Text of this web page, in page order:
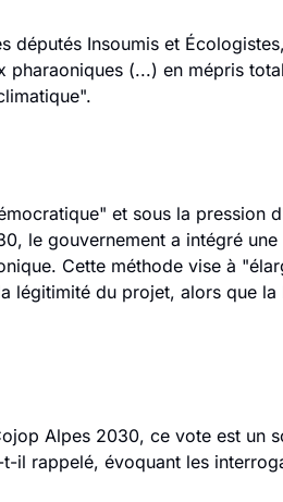
députés Insoumis et
pharaoniques (...) en mépris
et sous la pression
le gouvernement a intégré
Cette méthode vise à
légitimité du projet, alors que
Alpes 2030, ce vote est un
il rappelé, évoquant les